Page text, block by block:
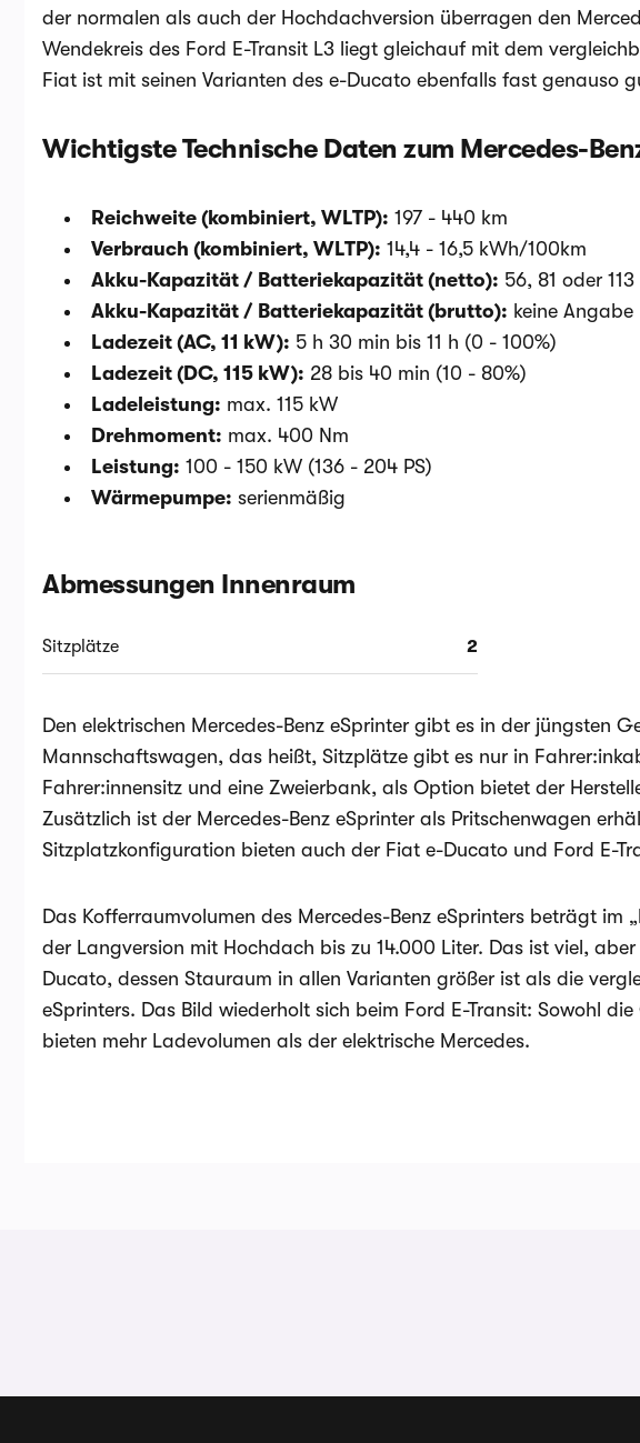
der normalen als auch der Hochdachversion überragen den
Wendekreis des Ford E-Transit L3 liegt gleichauf mit dem
Fiat ist mit seinen Varianten des e-Ducato ebenfalls fast genauso
Wichtigste Technische Daten zum Mercedes-
Reichweite (kombiniert, WLTP): 197 - 440 km
Verbrauch (kombiniert, WLTP): 14,4 - 16,5 kWh/100km
Akku-Kapazität / Batteriekapazität (netto): 56, 81 oder
Akku-Kapazität / Batteriekapazität (brutto): keine Angabe
Ladezeit (AC, 11 kW): 5 h 30 min bis 11 h (0 - 100%)
Ladezeit (DC, 115 kW): 28 bis 40 min (10 - 80%)
Ladeleistung: max. 115 kW
Drehmoment: max. 400 Nm
Leistung: 100 - 150 kW (136 - 204 PS)
Wärmepumpe: serienmäßig
Abmessungen Innenraum
Sitzplätze 2
Den elektrischen Mercedes-Benz eSprinter gibt es in der jüngsten
Mannschaftswagen, das heißt, Sitzplätze gibt es nur in
Fahrer:innensitz und eine Zweierbank, als Option bietet der
Zusätzlich ist der Mercedes-Benz eSprinter als Pritschenwagen
Sitzplatzkonfiguration bieten auch der Fiat e-Ducato und Ford E-
Das Kofferraumvolumen des Mercedes-Benz eSprinters beträgt im
der Langversion mit Hochdach bis zu 14.000 Liter. Das ist viel,
Ducato, dessen Stauraum in allen Varianten größer ist als die
eSprinters. Das Bild wiederholt sich beim Ford E-Transit: Sowohl
bieten mehr Ladevolumen als der elektrische Mercedes.